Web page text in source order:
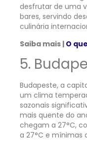
desfrutar de uma
bares, servindo
culinária
Saiba mais | O
5.
Budapeste, a
um clima
sazonais
mais quente do
chegam a 27°C,
a 27°C e mínimas